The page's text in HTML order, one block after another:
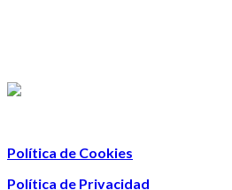
Política de Cookies
Política de Privacidad